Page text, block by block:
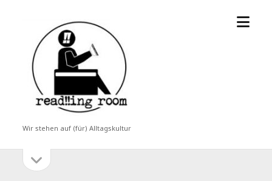
read!!ing
room
Wir stehen auf (für) Alltagskultur
Menü
Seitenleiste
öffnen